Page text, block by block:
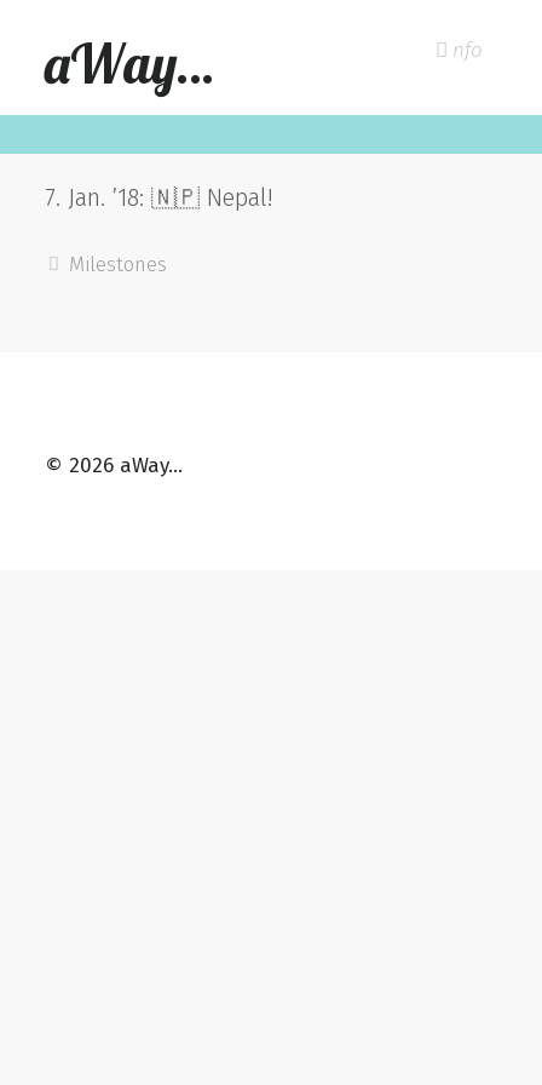
aWay… nfo
7. Jan. ’18: 🇳🇵 Nepal!
Milestones
© 2026 aWay…